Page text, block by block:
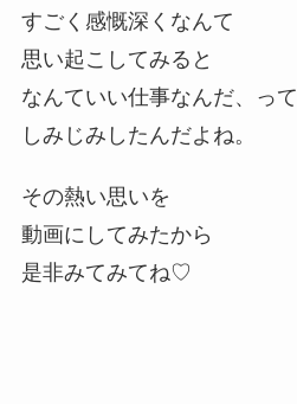
すごく感慨深くなんて
思い起こしてみると
なんていい仕事なんだ、って
しみじみしたんだよね。
その熱い思いを
動画にしてみたから
是非みてみてね♡